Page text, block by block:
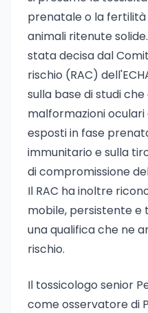
prenatale o la fertilità
animali ritenute
stata decisa dal
rischio (RAC)
sulla base di studi
malformazioni
esposti in fase
immunitario e sulla
di compromissione
Il RAC ha inoltre
mobile, persistente e
una qualifica che ne
rischio.
Il tossicologo senior
come osservatore di